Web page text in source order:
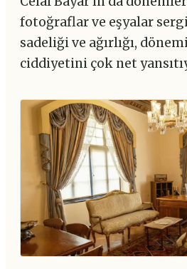
fotoğraflar ve eşyalar
sadeliği ve ağırlığı,
ciddiyetini çok net